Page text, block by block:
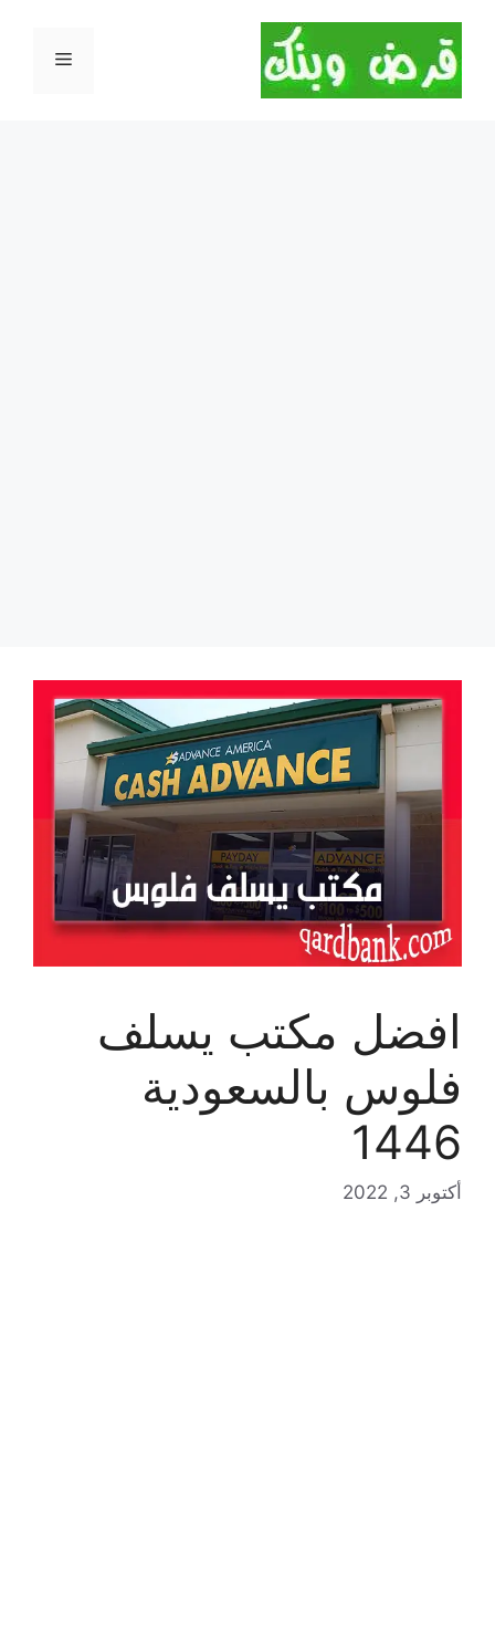
المحتوى
القائمة
افضل مكتب يسلف
فلوس بالسعودية
1446
أكتوبر 3, 2022